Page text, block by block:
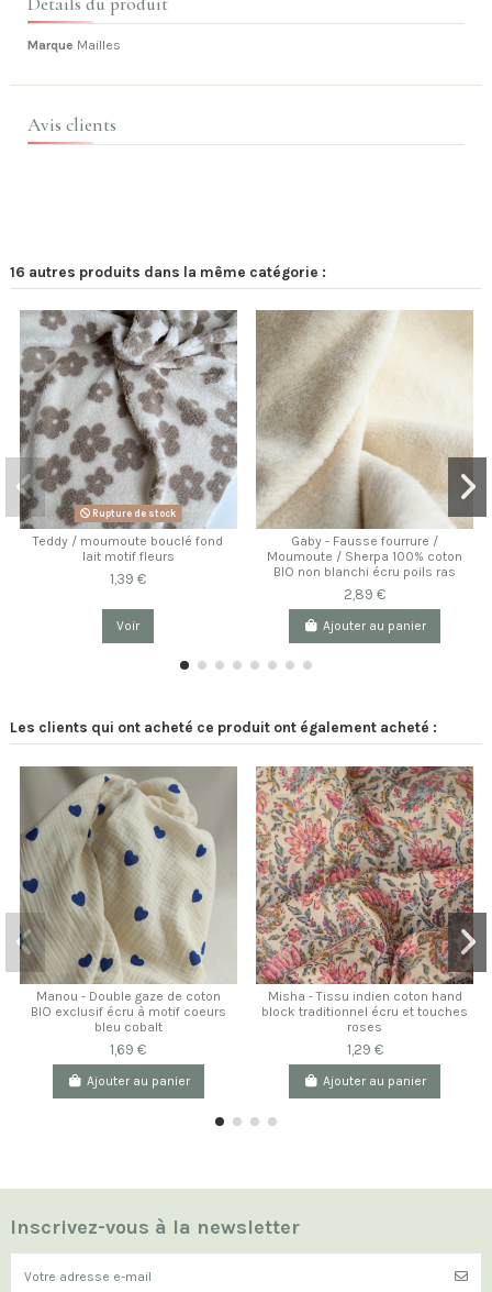
Marque Mailles
Avis clients
16 autres produits dans la même catégorie :
Rupture de stock
Teddy / moumoute bouclé fond
lait motif fleurs
1,39 €
Voir
Gaby - Fausse fourrure /
Moumoute / Sherpa 100% coton
BIO non blanchi écru poils ras
2,89 €
Ajouter au panier
Les clients qui ont acheté ce produit ont également acheté :
Manou - Double gaze de coton
BIO exclusif écru à motif coeurs
bleu cobalt
1,69 €
Ajouter au panier
Misha - Tissu indien coton hand
block traditionnel écru et touches
roses
1,29 €
Ajouter au panier
Inscrivez-vous à la newsletter